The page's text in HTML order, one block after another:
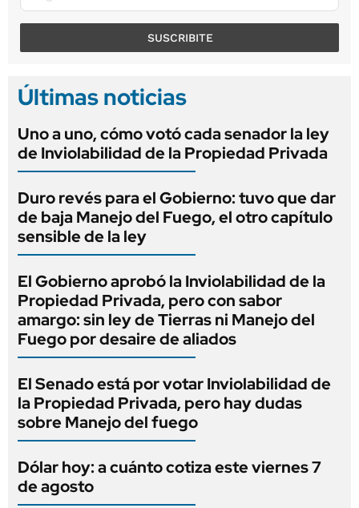
SUSCRIBITE
Últimas noticias
Uno a uno, cómo votó cada senador la ley
de Inviolabilidad de la Propiedad Privada
Duro revés para el Gobierno: tuvo que dar
de baja Manejo del Fuego, el otro capítulo
sensible de la ley
El Gobierno aprobó la Inviolabilidad de la
Propiedad Privada, pero con sabor
amargo: sin ley de Tierras ni Manejo del
Fuego por desaire de aliados
El Senado está por votar Inviolabilidad de
la Propiedad Privada, pero hay dudas
sobre Manejo del fuego
Dólar hoy: a cuánto cotiza este viernes 7
de agosto